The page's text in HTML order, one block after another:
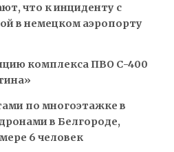
что к инциденту с
в немецком аэропорту
комплекса ПВО С-400
по многоэтажке в
в Белгороде,
6 человек